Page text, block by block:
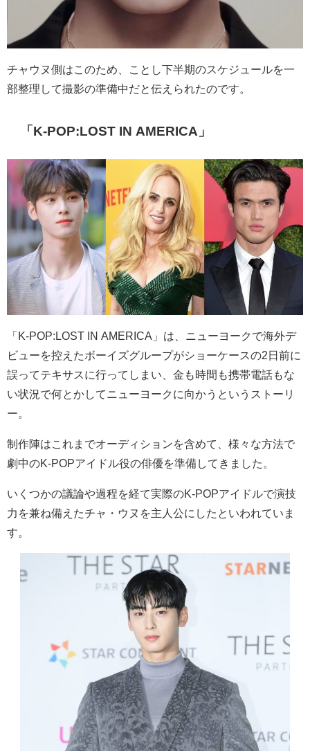
チャウヌ側はこのため、ことし下半期のスケジュールを一
部整理して撮影の準備中だと伝えられたのです。
「K-POP:LOST IN AMERICA」
「K-POP:LOST IN AMERICA」は、ニューヨークで海外デ
ビューを控えたボーイズグループがショーケースの2日前に
誤ってテキサスに行ってしまい、金も時間も携帯電話もな
い状況で何とかしてニューヨークに向かうというストーリ
ー。
制作陣はこれまでオーディションを含めて、様々な方法で
劇中のK-POPアイドル役の俳優を準備してきました。
いくつかの議論や過程を経て実際のK-POPアイドルで演技
力を兼ね備えたチャ・ウヌを主人公にしたといわれていま
す。